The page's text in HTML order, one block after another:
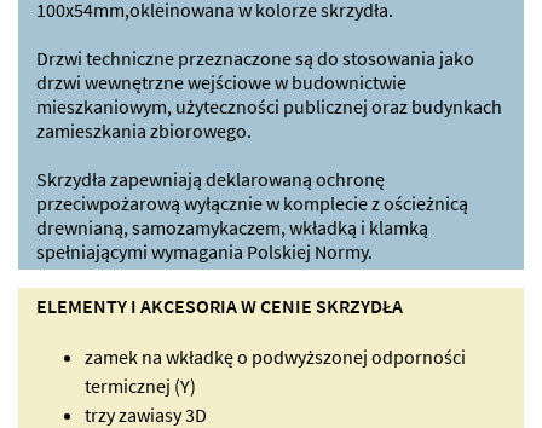
100x54mm,okleinowana w kolorze skrzydła.
Drzwi techniczne przeznaczone są do stosowania jako
drzwi wewnętrzne wejściowe w budownictwie
mieszkaniowym, użyteczności publicznej oraz budynkach
zamieszkania zbiorowego.
Skrzydła zapewniają deklarowaną ochronę
przeciwpożarową wyłącznie w komplecie z ościeżnicą
drewnianą, samozamykaczem, wkładką i klamką
spełniającymi wymagania Polskiej Normy.
ELEMENTY I AKCESORIA W CENIE SKRZYDŁA
zamek na wkładkę o podwyższonej odporności
termicznej (Y)
trzy zawiasy 3D